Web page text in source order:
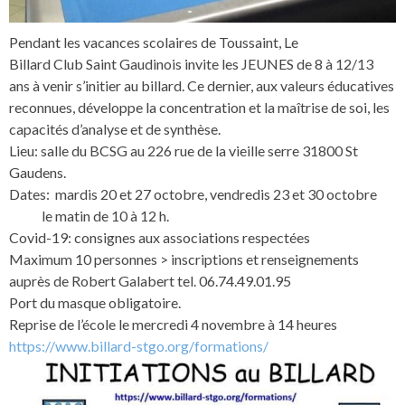
Pendant les vacances scolaires de Toussaint, Le
Billard Club Saint Gaudinois invite les JEUNES de 8 à 12/13
ans à venir s’initier au billard. Ce dernier, aux valeurs éducatives
reconnues, développe la concentration et la maîtrise de soi, les
capacités d’analyse et de synthèse.
Lieu: salle du BCSG au 226 rue de la vieille serre 31800 St
Gaudens.
Dates: mardis 20 et 27 octobre, vendredis 23 et 30 octobre
le matin de 10 à 12 h.
Covid-19: consignes aux associations respectées
Maximum 10 personnes > inscriptions et renseignements
auprès de Robert Galabert tel. 06.74.49.01.95
Port du masque obligatoire.
Reprise de l’école le mercredi 4 novembre à 14 heures
https://www.billard-stgo.org/formations/